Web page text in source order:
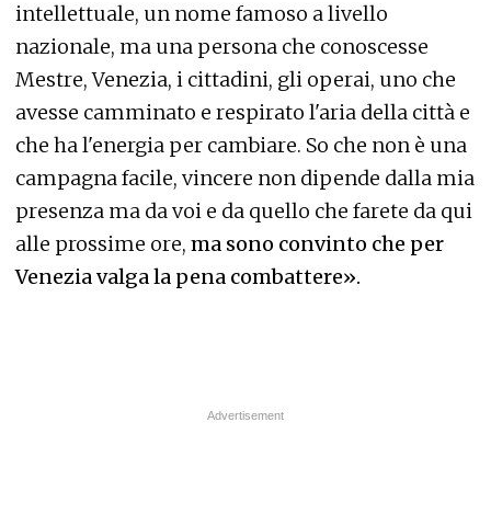
intellettuale, un nome famoso a livello
nazionale, ma una persona che conoscesse
Mestre, Venezia, i cittadini, gli operai, uno che
avesse camminato e respirato l'aria della città e
che ha l'energia per cambiare. So che non è una
campagna facile, vincere non dipende dalla mia
presenza ma da voi e da quello che farete da qui
alle prossime ore, ma sono convinto che per
Venezia valga la pena combattere».